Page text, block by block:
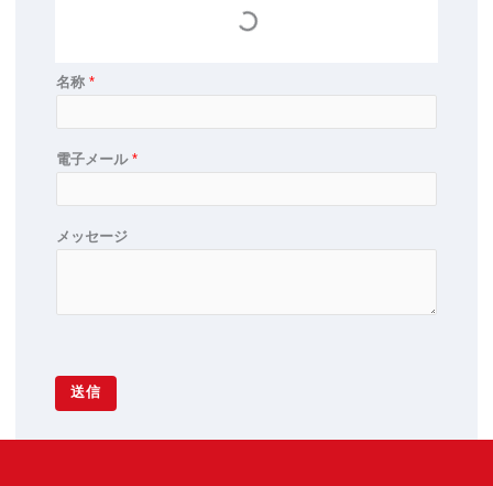
名称 *
電子メール *
メッセージ
送信